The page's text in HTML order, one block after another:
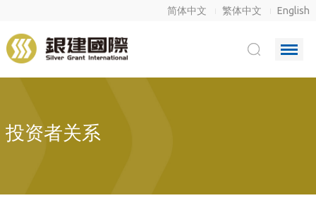
简体中文 繁体中文 English
投资者关系